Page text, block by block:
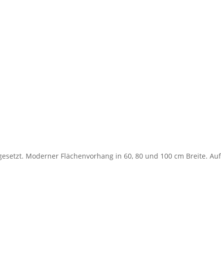
Moderner Flächenvorhang in 60, 80 und 100 cm Breite. Auf